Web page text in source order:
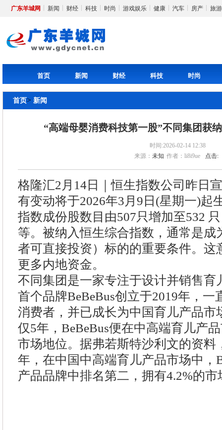
广东羊城网 新闻 财经 科技 时尚 游戏娱乐 健康 汽车 房产 旅游
首页 新闻 财经 科技 时尚
首页> 新闻
“高端母婴消费科技第一股”不同集团获
时间:2026-02-14 12:38
来源： 未知 作者：li8i9ue 点击:
格隆汇2月14日｜恒生指数公司昨日
有变动将于2026年3月9日(星期一)起
指数成份股数目由507只增加至532
等。被纳入恒生综合指数，通常是成
者可直接投资）标的的重要条件。这
更多内地资金。
不同集团是一家专注于设计并销售育
首个品牌BeBeBus创立于2019年，
消费者，并已成长为中国育儿产品市
仅5年，BeBeBus便在中高端育儿产
市场地位。据弗若斯特沙利文的资料
年，在中国中高端育儿产品市场中，
产品品牌中排名第二，拥有4.2%的市